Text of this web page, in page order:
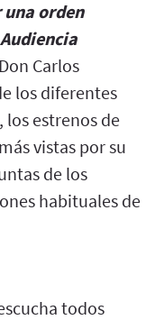
una orden
Carlos
los diferentes
los estrenos de
vistas por su
de los
habituales de
todos